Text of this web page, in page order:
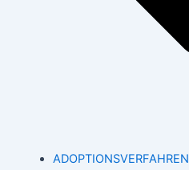
ADOPTIONSVERFAHREN